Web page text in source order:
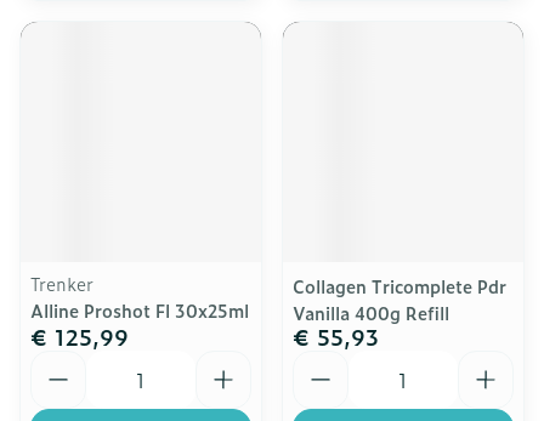
Trenker
Alline Proshot Fl 30x25ml
€ 125,99
Collagen Tricomplete Pdr
Vanilla 400g Refill
€ 55,93